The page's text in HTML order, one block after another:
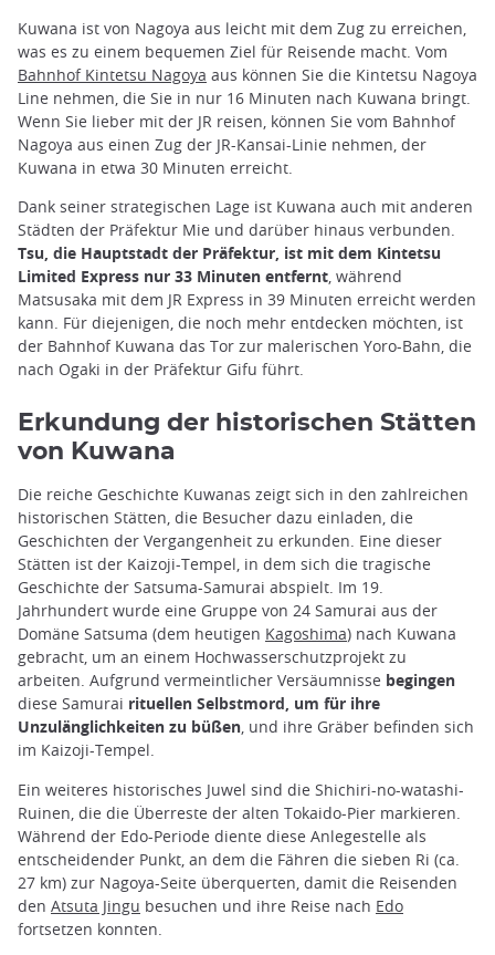
Kuwana ist von Nagoya aus leicht mit dem Zug zu erreichen,
was es zu einem bequemen Ziel für Reisende macht. Vom
Bahnhof Kintetsu Nagoya aus können Sie die Kintetsu Nagoya
Line nehmen, die Sie in nur 16 Minuten nach Kuwana bringt.
Wenn Sie lieber mit der JR reisen, können Sie vom Bahnhof
Nagoya aus einen Zug der JR-Kansai-Linie nehmen, der
Kuwana in etwa 30 Minuten erreicht.
Dank seiner strategischen Lage ist Kuwana auch mit anderen
Städten der Präfektur Mie und darüber hinaus verbunden.
Tsu, die Hauptstadt der Präfektur, ist mit dem Kintetsu
Limited Express nur 33 Minuten entfernt, während
Matsusaka mit dem JR Express in 39 Minuten erreicht werden
kann. Für diejenigen, die noch mehr entdecken möchten, ist
der Bahnhof Kuwana das Tor zur malerischen Yoro-Bahn, die
nach Ogaki in der Präfektur Gifu führt.
Erkundung der historischen Stätten
von Kuwana
Die reiche Geschichte Kuwanas zeigt sich in den zahlreichen
historischen Stätten, die Besucher dazu einladen, die
Geschichten der Vergangenheit zu erkunden. Eine dieser
Stätten ist der Kaizoji-Tempel, in dem sich die tragische
Geschichte der Satsuma-Samurai abspielt. Im 19.
Jahrhundert wurde eine Gruppe von 24 Samurai aus der
Domäne Satsuma (dem heutigen Kagoshima) nach Kuwana
gebracht, um an einem Hochwasserschutzprojekt zu
arbeiten. Aufgrund vermeintlicher Versäumnisse begingen
diese Samurai rituellen Selbstmord, um für ihre
Unzulänglichkeiten zu büßen, und ihre Gräber befinden sich
im Kaizoji-Tempel.
Ein weiteres historisches Juwel sind die Shichiri-no-watashi-
Ruinen, die die Überreste der alten Tokaido-Pier markieren.
Während der Edo-Periode diente diese Anlegestelle als
entscheidender Punkt, an dem die Fähren die sieben Ri (ca.
27 km) zur Nagoya-Seite überquerten, damit die Reisenden
den Atsuta Jingu besuchen und ihre Reise nach Edo
fortsetzen konnten.